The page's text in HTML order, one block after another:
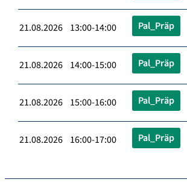
21.08.2026 13:00-14:00 Pal_Präp
21.08.2026 14:00-15:00 Pal_Präp
21.08.2026 15:00-16:00 Pal_Präp
21.08.2026 16:00-17:00 Pal_Präp